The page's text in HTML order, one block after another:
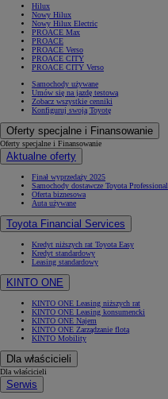
Hilux
Nowy Hilux
Nowy Hilux Electric
PROACE Max
PROACE
PROACE Verso
PROACE CITY
PROACE CITY Verso
Samochody używane
Umów się na jazdę testową
Zobacz wszystkie cenniki
Konfiguruj swoją Toyotę
Oferty specjalne i Finansowanie
Oferty specjalne i Finansowanie
Aktualne oferty
Finał wyprzedaży 2025
Samochody dostawcze Toyota Professional
Oferta biznesowa
Auta używane
Toyota Financial Services
Kredyt niższych rat Toyota Easy
Kredyt standardowy
Leasing standardowy
KINTO ONE
KINTO ONE Leasing niższych rat
KINTO ONE Leasing konsumencki
KINTO ONE Najem
KINTO ONE Zarządzanie flotą
KINTO Mobility
Dla właścicieli
Dla właścicieli
Serwis